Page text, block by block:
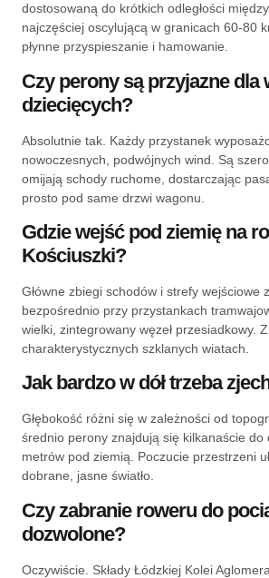
dostosowaną do krótkich odległości
najczęściej oscylującą w granicach 60-80
płynne przyspieszanie i hamowanie.
Czy perony są przyjazne dla
dziecięcych?
Absolutnie tak. Każdy przystanek
nowoczesnych, podwójnych wind. Są
omijają schody ruchome, dostarczając
prosto pod same drzwi wagonu.
Gdzie wejść pod ziemię na
Kościuszki?
Główne zbiegi schodów i strefy wejściowe
bezpośrednio przy przystankach
wielki, zintegrowany węzeł przesiadkowy.
charakterystycznych szklanych wiatach.
Jak bardzo w dół trzeba
Głębokość różni się w zależności od
średnio perony znajdują się kilkanaście do
metrów pod ziemią. Poczucie przestrzeni
dobrane, jasne światło.
Czy zabranie roweru do
dozwolone?
Oczywiście. Składy Łódzkiej Kolei